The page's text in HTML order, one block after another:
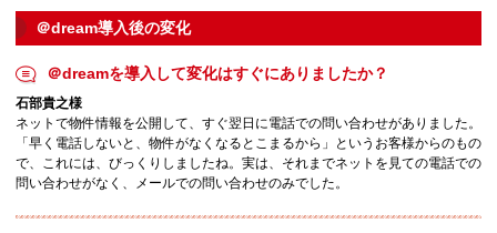
＠dream導入後の変化
＠dreamを導入して変化はすぐにありましたか？
石部貴之様
ネットで物件情報を公開して、すぐ翌日に電話での問い合わせがありました。
「早く電話しないと、物件がなくなるとこまるから」というお客様からのもの
で、これには、びっくりしましたね。実は、それまでネットを見ての電話での
問い合わせがなく、メールでの問い合わせのみでした。